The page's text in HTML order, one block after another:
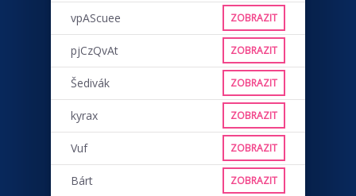
vpAScuee ZOBRAZIT
pjCzQvAt ZOBRAZIT
Šedivák ZOBRAZIT
kyrax ZOBRAZIT
Vuf ZOBRAZIT
Bárt ZOBRAZIT